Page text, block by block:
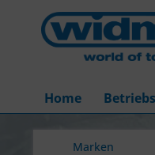
Home
Marken